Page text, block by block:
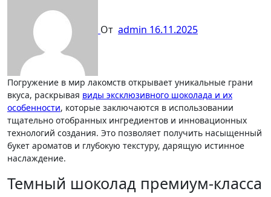
От admin 16.11.2025
Погружение в мир лакомств открывает уникальные грани
вкуса, раскрывая виды эксклюзивного шоколада и их
особенности, которые заключаются в использовании
тщательно отобранных ингредиентов и инновационных
технологий создания. Это позволяет получить насыщенный
букет ароматов и глубокую текстуру, дарящую истинное
наслаждение.
Темный шоколад премиум-класса